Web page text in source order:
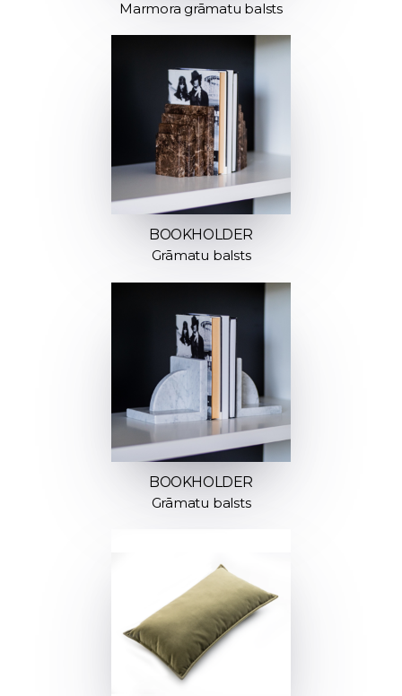
Marmora grāmatu balsts
BOOKHOLDER
Grāmatu balsts
BOOKHOLDER
Grāmatu balsts